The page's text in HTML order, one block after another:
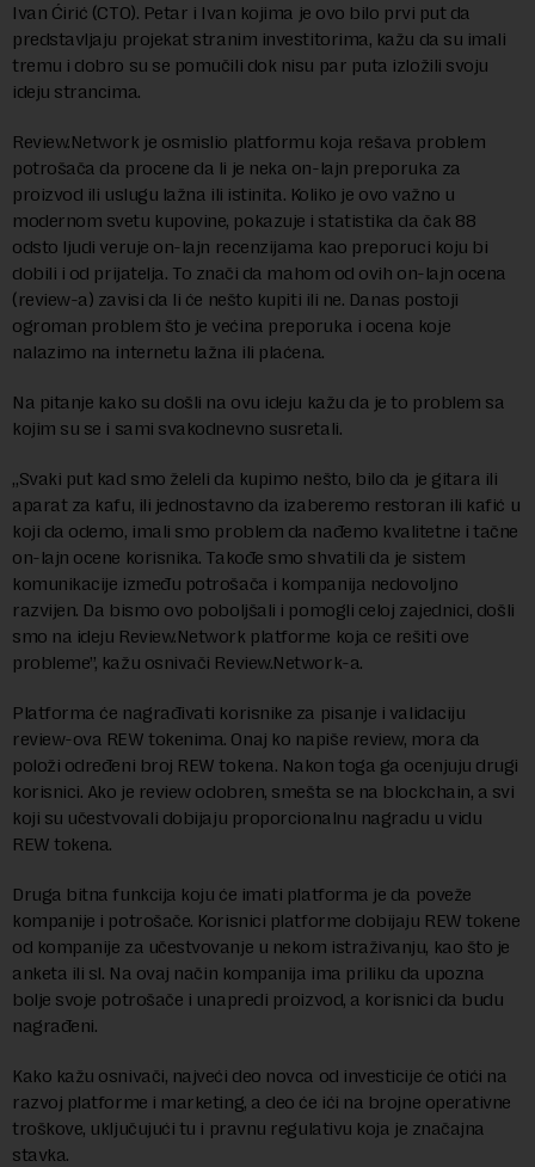
Ivan Ćirić (CTO). Petar i Ivan kojima je ovo bilo prvi put da
predstavljaju projekat stranim investitorima, kažu da su imali
tremu i dobro su se pomučili dok nisu par puta izložili svoju
ideju strancima.
Review.Network je osmislio platformu koja rešava problem
potrošača da procene da li je neka on-lajn preporuka za
proizvod ili uslugu lažna ili istinita. Koliko je ovo važno u
modernom svetu kupovine, pokazuje i statistika da čak 88
odsto ljudi veruje on-lajn recenzijama kao preporuci koju bi
dobili i od prijatelja. To znači da mahom od ovih on-lajn ocena
(review-a) zavisi da li će nešto kupiti ili ne. Danas postoji
ogroman problem što je većina preporuka i ocena koje
nalazimo na internetu lažna ili plaćena.
Na pitanje kako su došli na ovu ideju kažu da je to problem sa
kojim su se i sami svakodnevno susretali.
„Svaki put kad smo želeli da kupimo nešto, bilo da je gitara ili
aparat za kafu, ili jednostavno da izaberemo restoran ili kafić u
koji da odemo, imali smo problem da nađemo kvalitetne i tačne
on-lajn ocene korisnika. Takođe smo shvatili da je sistem
komunikacije između potrošača i kompanija nedovoljno
razvijen. Da bismo ovo poboljšali i pomogli celoj zajednici, došli
smo na ideju Review.Network platforme koja ce rešiti ove
probleme”, kažu osnivači Review.Network-a.
Platforma će nagrađivati korisnike za pisanje i validaciju
review-ova REW tokenima. Onaj ko napiše review, mora da
položi određeni broj REW tokena. Nakon toga ga ocenjuju drugi
korisnici. Ako je review odobren, smešta se na blockchain, a svi
koji su učestvovali dobijaju proporcionalnu nagradu u vidu
REW tokena.
Druga bitna funkcija koju će imati platforma je da poveže
kompanije i potrošače. Korisnici platforme dobijaju REW tokene
od kompanije za učestvovanje u nekom istraživanju, kao što je
anketa ili sl. Na ovaj način kompanija ima priliku da upozna
bolje svoje potrošače i unapredi proizvod, a korisnici da budu
nagrađeni.
Kako kažu osnivači, najveći deo novca od investicije će otići na
razvoj platforme i marketing, a deo će ići na brojne operativne
troškove, uključujući tu i pravnu regulativu koja je značajna
stavka.